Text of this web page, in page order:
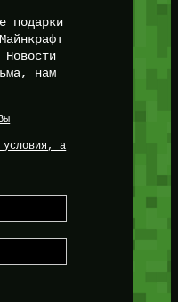
подарки
нам
условия, а